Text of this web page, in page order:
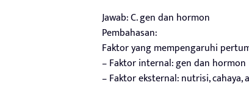
Jawab: C. gen dan hormon
Pembahasan:
Faktor yang mempengaruhi
– Faktor internal: gen dan hormon
– Faktor eksternal: nutrisi, cahaya,